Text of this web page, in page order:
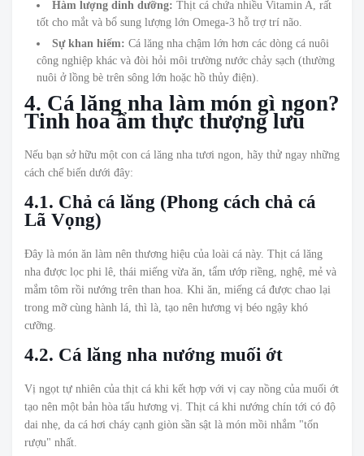
Hàm lượng dinh dưỡng: Thịt cá chứa nhiều Vitamin A, rất
tốt cho mắt và bổ sung lượng lớn Omega-3 hỗ trợ trí não.
Sự khan hiếm: Cá lăng nha chậm lớn hơn các dòng cá nuôi
công nghiệp khác và đòi hỏi môi trường nước chảy sạch (thường
nuôi ở lồng bè trên sông lớn hoặc hồ thủy điện).
4. Cá lăng nha làm món gì ngon?
Tinh hoa ẩm thực thượng lưu
Nếu bạn sở hữu một con cá lăng nha tươi ngon, hãy thử ngay những
cách chế biến dưới đây:
4.1. Chả cá lăng (Phong cách chả cá
Lã Vọng)
Đây là món ăn làm nên thương hiệu của loài cá này. Thịt cá lăng
nha được lọc phi lê, thái miếng vừa ăn, tẩm ướp riềng, nghệ, mẻ và
mắm tôm rồi nướng trên than hoa. Khi ăn, miếng cá được chao lại
trong mỡ cùng hành lá, thì là, tạo nên hương vị béo ngậy khó
cưỡng.
4.2. Cá lăng nha nướng muối ớt
Vị ngọt tự nhiên của thịt cá khi kết hợp với vị cay nồng của muối ớt
tạo nên một bản hòa tấu hương vị. Thịt cá khi nướng chín tới có độ
dai nhẹ, da cá hơi cháy cạnh giòn sần sật là món mồi nhắm "tốn
rượu" nhất.